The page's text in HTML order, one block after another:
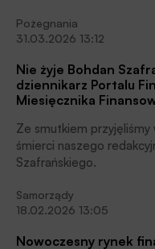
Pożegnania
31.03.2026 13:12
Nie żyje Bohdan
dziennikarz Portalu
Miesięcznika
Ze smutkiem
śmierci naszego
Szafrańskiego.
Samorządy
18.02.2026 13:05
Nowoczesny rynek